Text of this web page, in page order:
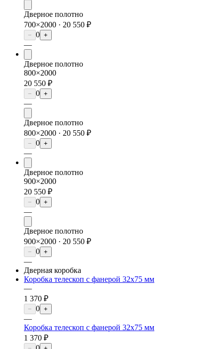
Дверное полотно
700×2000 · 20 550 ₽
− 0 +
—
Дверное полотно
800×2000
20 550 ₽
− 0 +
—
Дверное полотно
800×2000 · 20 550 ₽
− 0 +
—
Дверное полотно
900×2000
20 550 ₽
− 0 +
—
Дверное полотно
900×2000 · 20 550 ₽
− 0 +
—
Дверная коробка
Коробка телескоп с фанерой 32х75 мм
—
1 370 ₽
− 0 +
—
Коробка телескоп с фанерой 32х75 мм
1 370 ₽